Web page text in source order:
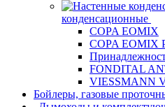
конденсационные
COPA EOMIX
COPA EOMIX
FONDITAL
VIESSMANN
Бойлеры, газовые